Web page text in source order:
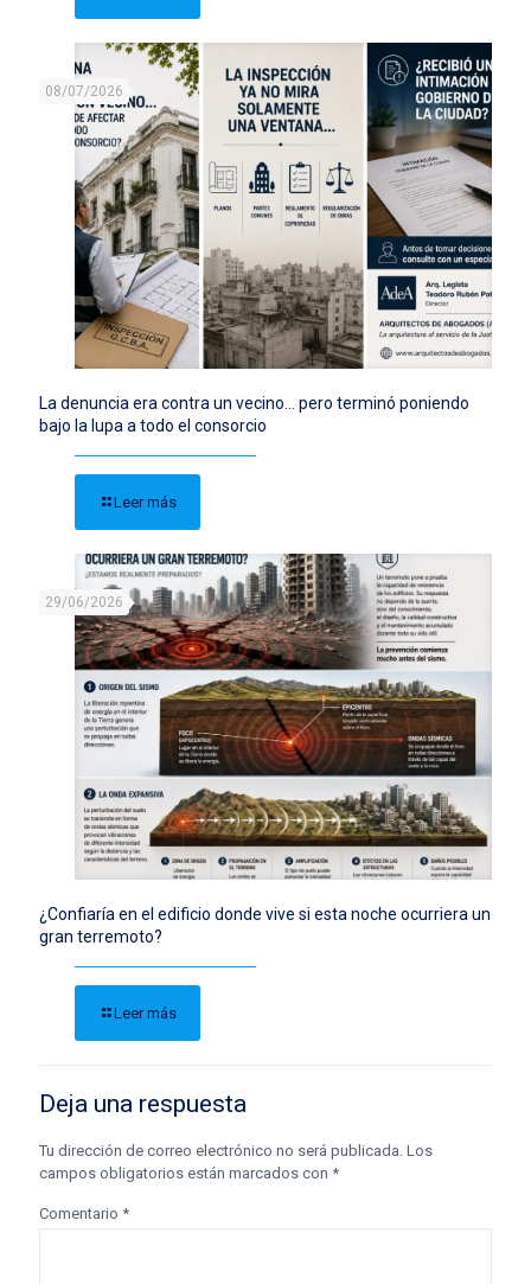
08/07/2026
La denuncia era contra un vecino… pero terminó poniendo
bajo la lupa a todo el consorcio
Leer más
29/06/2026
¿Confiaría en el edificio donde vive si esta noche ocurriera un
gran terremoto?
Leer más
Deja una respuesta
Tu dirección de correo electrónico no será publicada. Los
campos obligatorios están marcados con *
Comentario *